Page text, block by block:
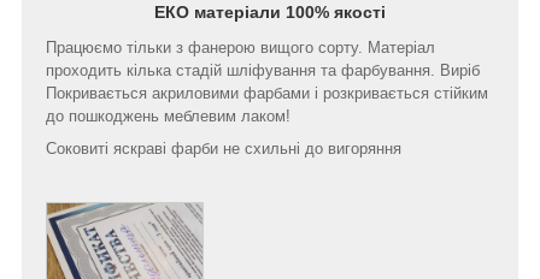
ЕКО матеріали 100% якості
Працюємо тільки з фанерою вищого сорту. Матеріал
проходить кілька стадій шліфування та фарбування. Виріб
Покривається акриловими фарбами і розкривається стійким
до пошкоджень меблевим лаком!
Соковиті яскраві фарби не схильні до вигоряння